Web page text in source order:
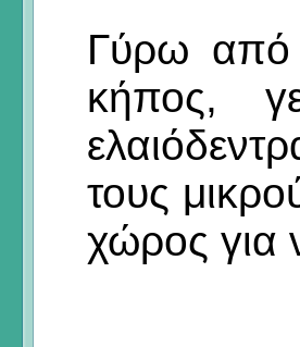
Γύρω από
κήπος,
τους
χώρος για